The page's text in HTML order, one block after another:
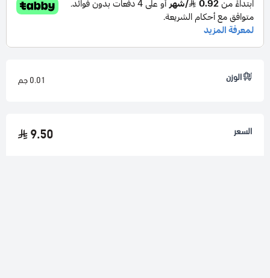
تمامًا على القطط.
تتمتع بألوان جذابة تشد انتباه القطط وتزيد من تفاعلها.
تمنح القطط وسيلة ممتعة للعب، مما يساعد على تقليل
النفسية والبدنية ويمكن ضمان لها الوقت الممتع والذي يضم
الوزن 0.01 جم
السعر 9.50